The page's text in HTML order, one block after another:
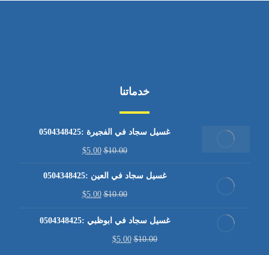
خدماتنا
غسيل سجاد في الفجيرة :0504348425
$10.00
$5.00
غسيل سجاد في العين :0504348425
$10.00
$5.00
غسيل سجاد في ابوظبي :0504348425
$10.00
$5.00